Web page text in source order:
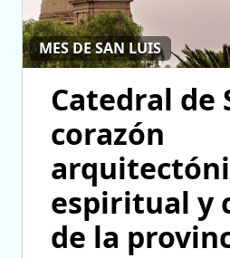
MES DE SAN LUIS
Catedral de
corazón
espiritual y
de la